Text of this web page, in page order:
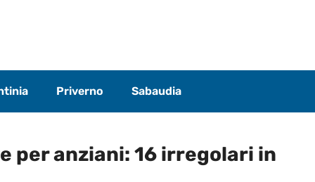
Priverno Sabaudia
anziani: 16 irregolari in